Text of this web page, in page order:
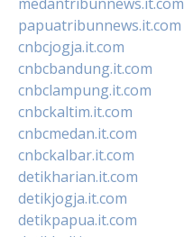
papuatribunnews.it.com
cnbcjogja.it.com
cnbcbandung.it.com
cnbclampung.it.com
cnbckaltim.it.com
cnbcmedan.it.com
cnbckalbar.it.com
detikharian.it.com
detikjogja.it.com
detikpapua.it.com